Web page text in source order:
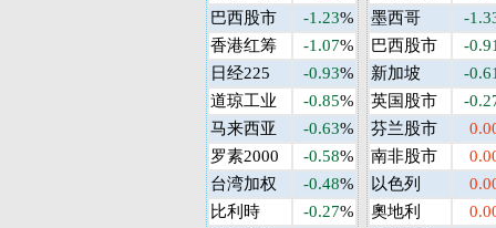
巴西股市
-1.23%
香港红筹
-1.07%
日经225
-0.93%
道琼工业
-0.85%
马来西亚
-0.63%
罗素2000
-0.58%
台湾加权
-0.48%
比利時
-0.27%
墨西哥
-
巴西股市
-
新加坡
-
英国股市
-
芬兰股市
南非股市
以色列
奧地利